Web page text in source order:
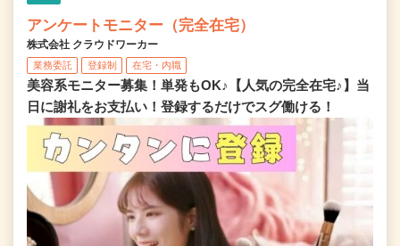
アンケートモニター（完全在宅）
株式会社 クラウドワーカー
業務委託 登録制 在宅・内職
美容系モニター募集！単発もOK♪【人気の完全在宅♪】当
日に謝礼をお支払い！登録するだけでスグ働ける！